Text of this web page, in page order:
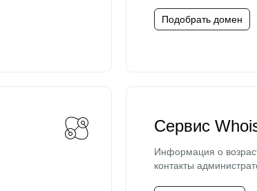
Подобрать домен
Сервис
Информация о
контакты